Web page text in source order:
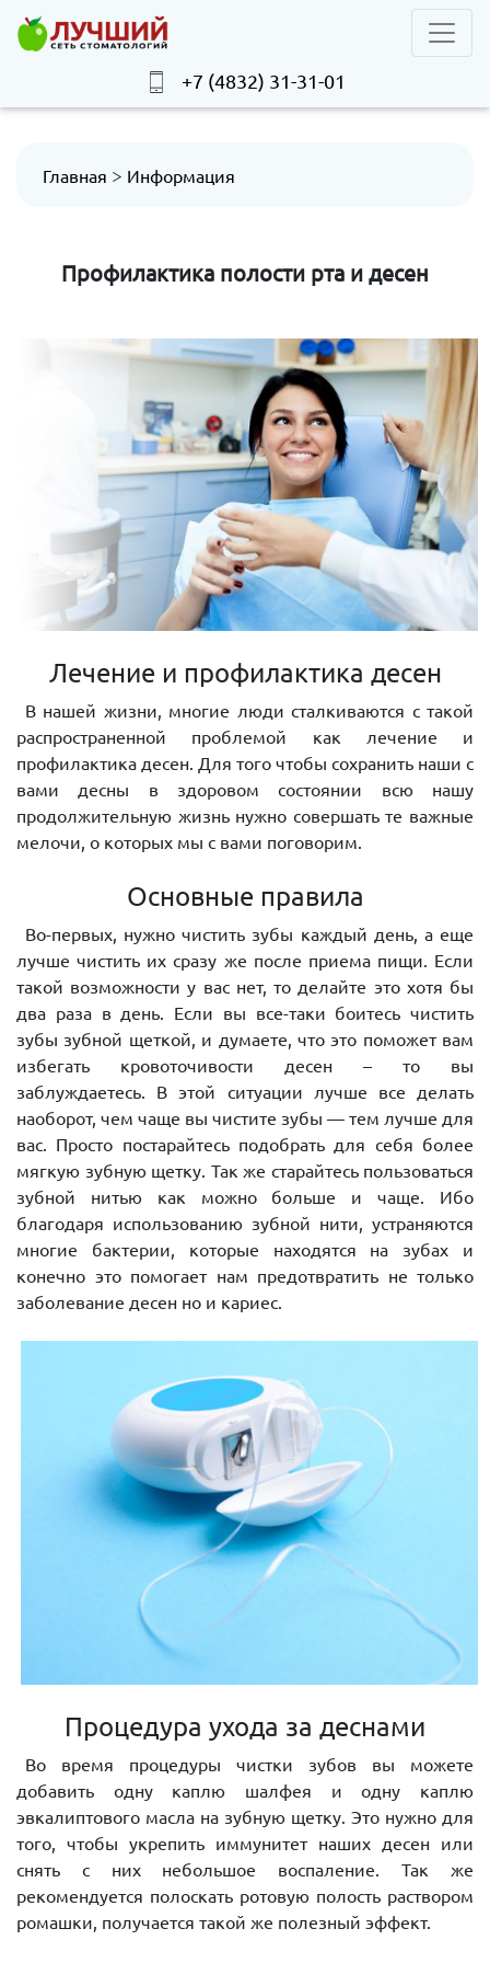
+7 (4832) 31-31-01
Главная > Информация
Профилактика полости рта и десен
Лечение и профилактика десен
В нашей жизни, многие люди сталкиваются с такой
распространенной проблемой как лечение и
профилактика десен. Для того чтобы сохранить наши с
вами десны в здоровом состоянии всю нашу
продолжительную жизнь нужно совершать те важные
мелочи, о которых мы с вами поговорим.
Основные правила
Во-первых, нужно чистить зубы каждый день, а еще
лучше чистить их сразу же после приема пищи. Если
такой возможности у вас нет, то делайте это хотя бы
два раза в день. Если вы все-таки боитесь чистить
зубы зубной щеткой, и думаете, что это поможет вам
избегать кровоточивости десен – то вы
заблуждаетесь. В этой ситуации лучше все делать
наоборот, чем чаще вы чистите зубы — тем лучше для
вас. Просто постарайтесь подобрать для себя более
мягкую зубную щетку. Так же старайтесь пользоваться
зубной нитью как можно больше и чаще. Ибо
благодаря использованию зубной нити, устраняются
многие бактерии, которые находятся на зубах и
конечно это помогает нам предотвратить не только
заболевание десен но и кариес.
Процедура ухода за деснами
Во время процедуры чистки зубов вы можете
добавить одну каплю шалфея и одну каплю
эвкалиптового масла на зубную щетку. Это нужно для
того, чтобы укрепить иммунитет наших десен или
снять с них небольшое воспаление. Так же
рекомендуется полоскать ротовую полость раствором
ромашки, получается такой же полезный эффект.